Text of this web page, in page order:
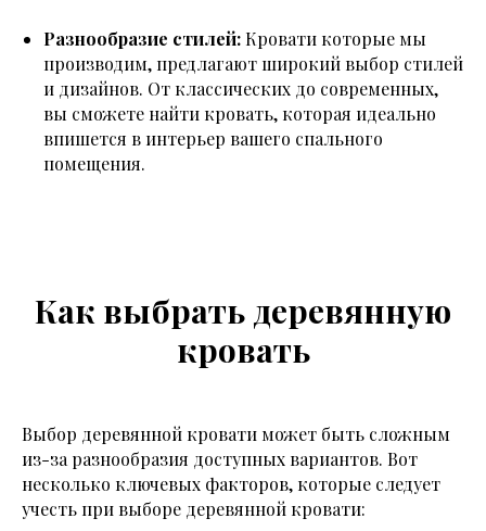
Разнообразие стилей:Кровати которые мы
производим, предлагают широкий выбор стилей
и дизайнов. От классических до современных,
вы сможете найти кровать, которая идеально
впишется в интерьер вашего спального
помещения.
Как выбрать деревянную
кровать
Выбор деревянной кровати может быть сложным
из-за разнообразия доступных вариантов. Вот
несколько ключевых факторов, которые следует
учесть при выборе деревянной кровати: